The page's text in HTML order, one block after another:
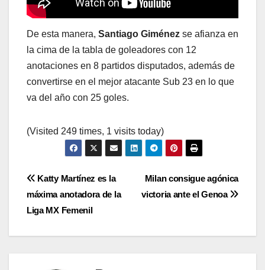
De esta manera, Santiago Giménez se afianza en
la cima de la tabla de goleadores con 12
anotaciones en 8 partidos disputados, además de
convertirse en el mejor atacante Sub 23 en lo que
va del año con 25 goles.
(Visited 249 times, 1 visits today)
Navegación
de
entradas
Milan consigue agónica
victoria ante el Genoa
Katty Martínez es la
máxima anotadora de la
Liga MX Femenil